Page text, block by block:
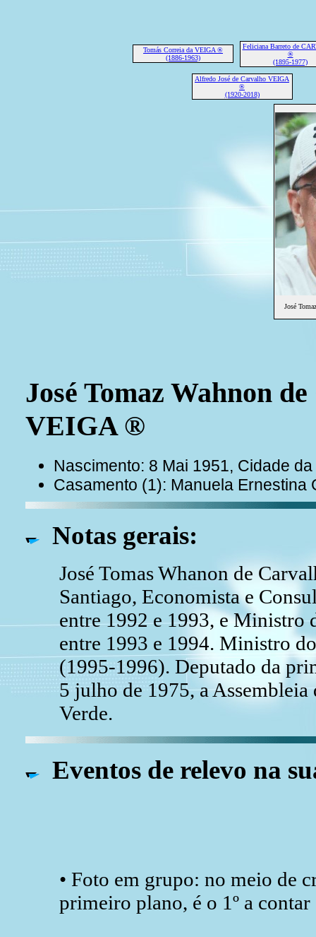
Tomás Correia da VEIGA ®
(1886-1963)
Feliciana Barreto de
®
(1895-1977)
Alfredo José de Carvalho VEIGA
®
(1920-2018)
José
José Tomaz Wahnon
VEIGA ®
Nascimento: 8 Mai 1951, Cidade
Casamento (1): Manuela Ernestina
Notas gerais:
José Tomas Whanon de
Santiago, Economista e
entre 1992 e 1993, e Ministro
entre 1993 e 1994. Ministro
(1995-1996). Deputado da
5 julho de 1975, a
Verde.
Eventos de relevo na
• Foto em grupo: no meio de
primeiro plano, é o 1º a contar